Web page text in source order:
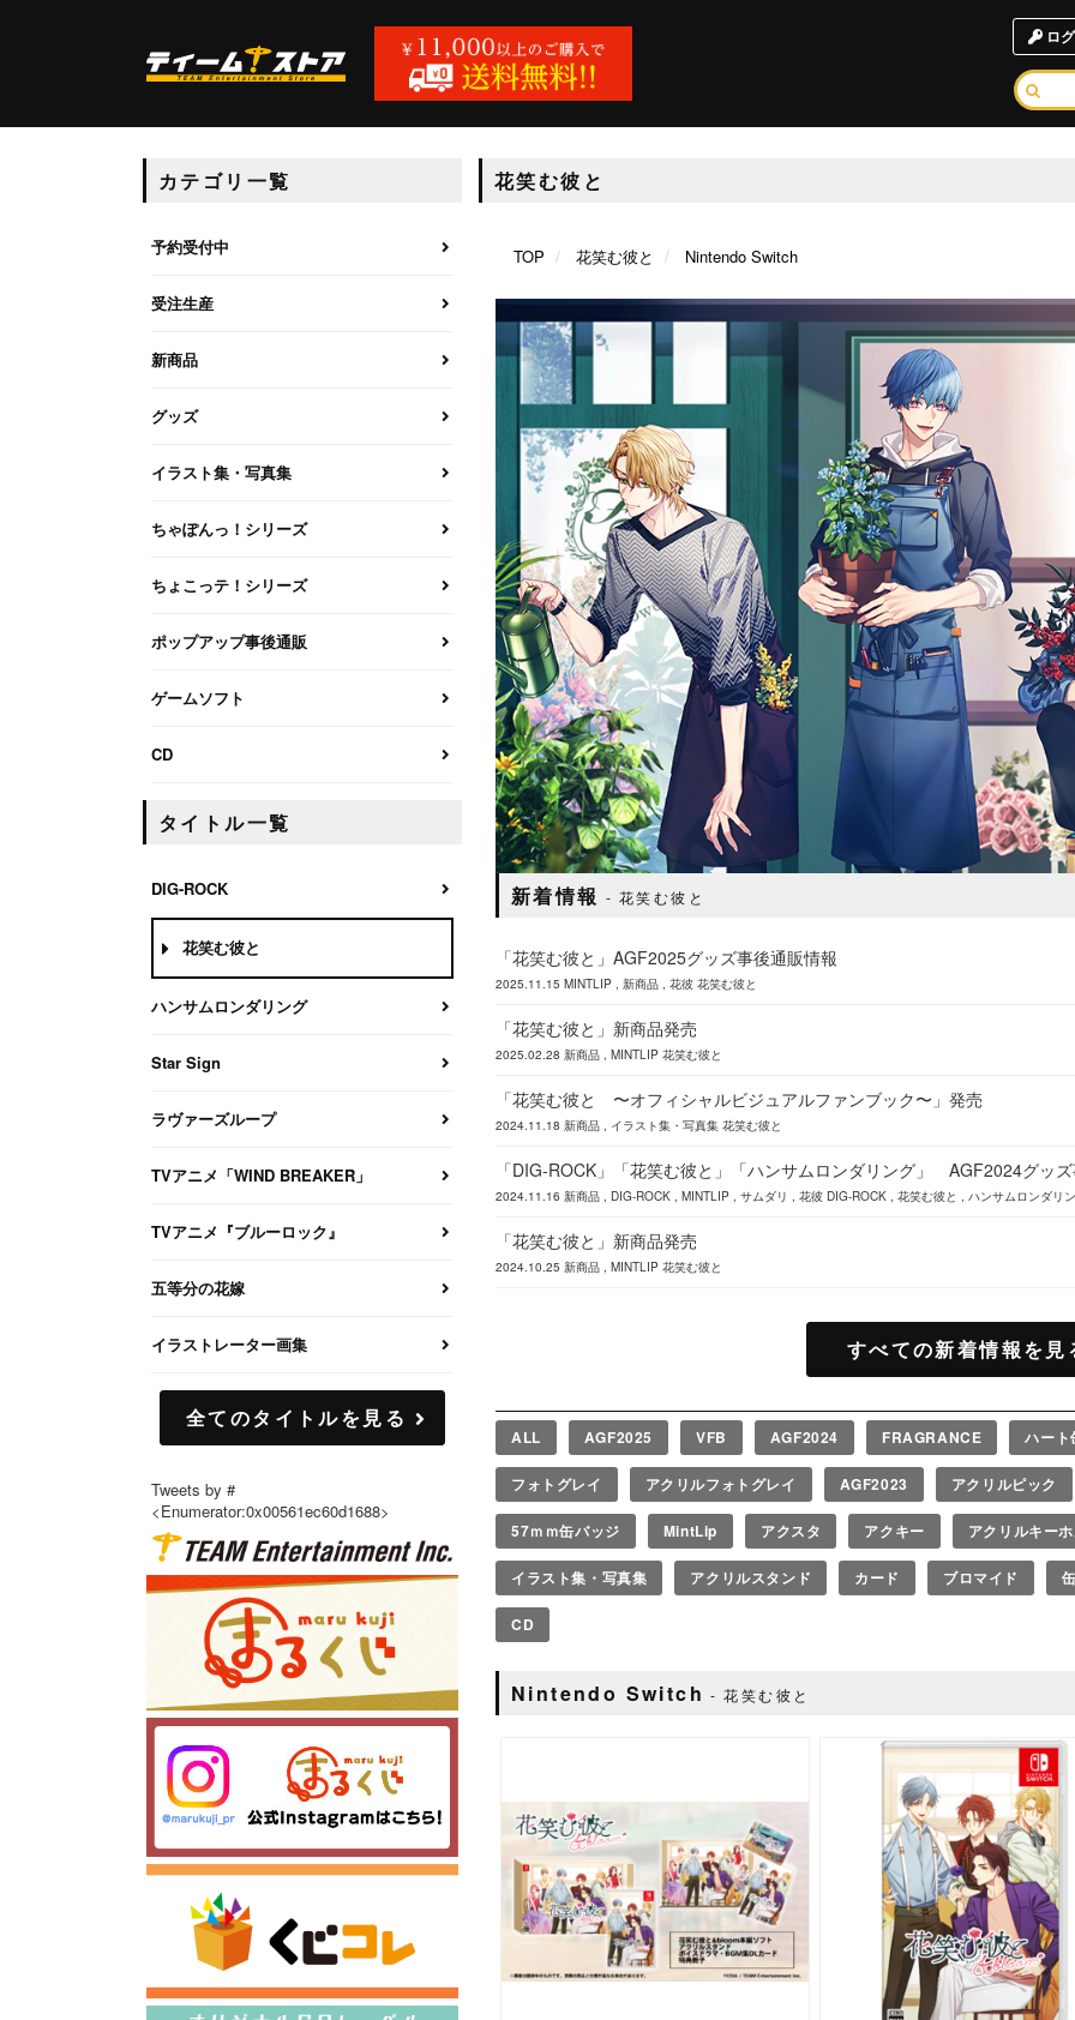
ロ
花笑む彼と
TOP 花笑む彼と Nintendo Switch
新着情報 花笑む彼と
「花笑む彼と」AGF2025グッズ事後通販情報
2025.11.15 MINTLIP 新商品 花彼 花笑む彼と
「花笑む彼と」新商品発売
2025.02.28 新商品 MINTLIP 花笑む彼と
「花笑む彼と 〜オフィシャルビジュアルファンブック〜」発売
2024.11.18 新商品 イラスト集・写真集 花笑む彼と
「DIG-ROCK」「花笑む彼と」「ハンサムロンダリング」 AGF2024グッ
2024.11.16 新商品 DIG-ROCK MINTLIP サムダリ 花彼 DIG-ROCK 花笑む彼と ハンサムロンダリ
「花笑む彼と」新商品発売
2024.10.25 新商品 MINTLIP 花笑む彼と
すべての新着情報を見
ALL AGF2025 VFB AGF2024 FRAGRANCE ハート
フォトグレイ アクリルフォトグレイ AGF2023 アクリルピック
57ｍｍ缶バッジ MintLip アクスタ アクキー アクリルキー
イラスト集・写真集 アクリルスタンド カード ブロマイド
CD
Nintendo Switch 花笑む彼と
カテゴリ一覧
予約受付中
受注生産
新商品
グッズ
イラスト集・写真集
ちゃぽんっ！シリーズ
ちょこっテ！シリーズ
ポップアップ事後通販
ゲームソフト
CD
タイトル一覧
DIG-ROCK
花笑む彼と
ハンサムロンダリング
Star Sign
ラヴァーズループ
TVアニメ「WIND BREAKER」
TVアニメ『ブルーロック』
五等分の花嫁
イラストレーター画集
全てのタイトルを見る
Tweets by #
<Enumerator:0x00561ec60d1688>